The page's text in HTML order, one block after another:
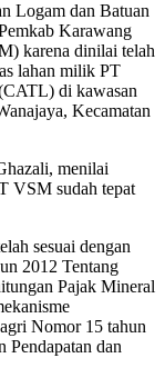
Logam dan Batuan
Karawang
karena dinilai telah
lahan milik PT
di kawasan
Kecamatan
menilai
VSM sudah tepat
sesuai dengan
2012 Tentang
Pajak Mineral
Nomor 15 tahun
Pendapatan dan